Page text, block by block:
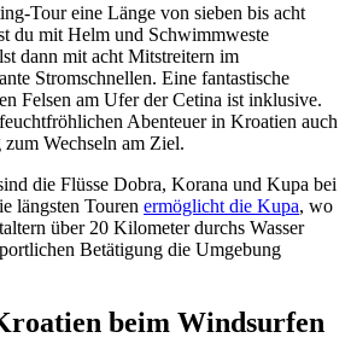
Tour eine Länge von sieben bis acht
du mit Helm und Schwimmweste
dann mit acht Mitstreitern im
Stromschnellen. Eine fantastische
Felsen am Ufer der Cetina ist inklusive.
Abenteuer in Kroatien auch
Wechseln am Ziel.
die Flüsse Dobra, Korana und Kupa bei
längsten Touren ermöglicht die Kupa, wo
über 20 Kilometer durchs Wasser
Betätigung die Umgebung
beim Windsurfen